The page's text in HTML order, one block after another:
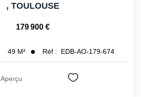
, TOULOUSE
179 900 €
49 M² Réf : EDB-AO-179-674
Aperçu